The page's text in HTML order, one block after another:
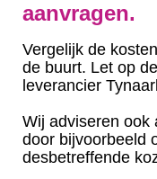
aanvragen.
Vergelijk de
de buurt. Let op
leverancier
Wij adviseren ook
door bijvoorbeeld
desbetreffende